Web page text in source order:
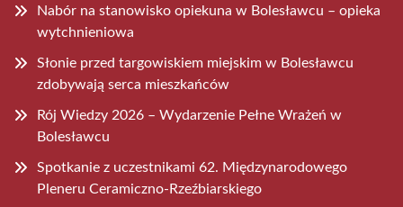
Nabór na stanowisko opiekuna w Bolesławcu – opieka
wytchnieniowa
Słonie przed targowiskiem miejskim w Bolesławcu
zdobywają serca mieszkańców
Rój Wiedzy 2026 – Wydarzenie Pełne Wrażeń w
Bolesławcu
Spotkanie z uczestnikami 62. Międzynarodowego
Pleneru Ceramiczno-Rzeźbiarskiego